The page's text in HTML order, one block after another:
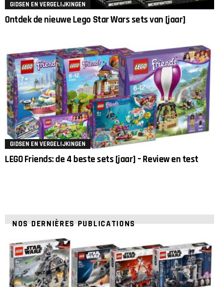
GIDSEN EN VERGELIJKINGEN
Ontdek de nieuwe Lego Star Wars sets van [jaar]
GIDSEN EN VERGELIJKINGEN
LEGO Friends: de 4 beste sets [jaar] – Review en test
NOS DERNIÈRES PUBLICATIONS